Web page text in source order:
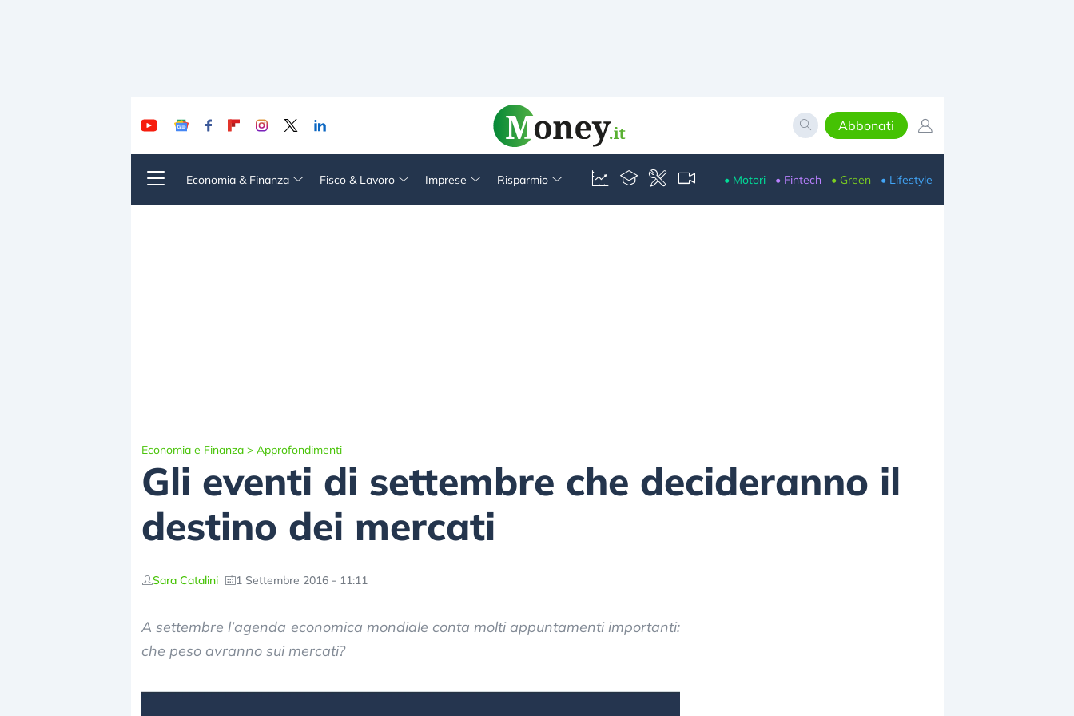
Abbonati
Economia & Finanza Fisco & Lavoro Imprese Risparmio • Motori • Fintech • Green • Lifestyle
Economia e Finanza > Approfondimenti
Gli eventi di settembre che decideranno il
destino dei mercati
Sara Catalini 1 Settembre 2016 - 11:11
A settembre l’agenda economica mondiale conta molti appuntamenti importanti:
che peso avranno sui mercati?